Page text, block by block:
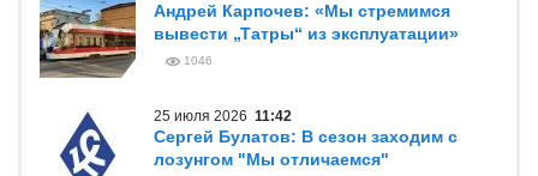
Андрей Карпочев: «Мы стремимся
вывести „Татры“ из эксплуатации»
1046
25 июля 2026 11:42
Сергей Булатов: В сезон заходим с
лозунгом "Мы отличаемся"